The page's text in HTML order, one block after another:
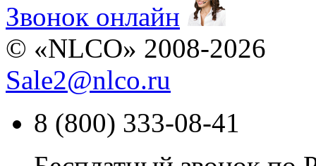
Звонок онлайн
© «NLCO» 2008-2026
Sale2@nlco.ru
8 (800) 333-08-41